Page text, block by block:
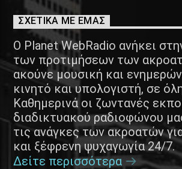
ΣΧΕΤΙΚΑ ΜΕ ΕΜΑΣ
Ο Planet WebRadio ανήκει
των προτιμήσεων των
ακούνε μουσική και
κινητό και υπολογιστή, σε
Καθημερινά οι ζωντανές
διαδικτυακού ραδιοφώνου
τις ανάγκες των ακροατών
και ξέφρενη ψυχαγωγία 24/7.
Δείτε περισσότερα